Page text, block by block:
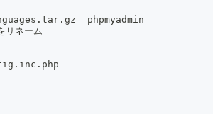
languages.tar.gz  phpmyadmin
ネーム